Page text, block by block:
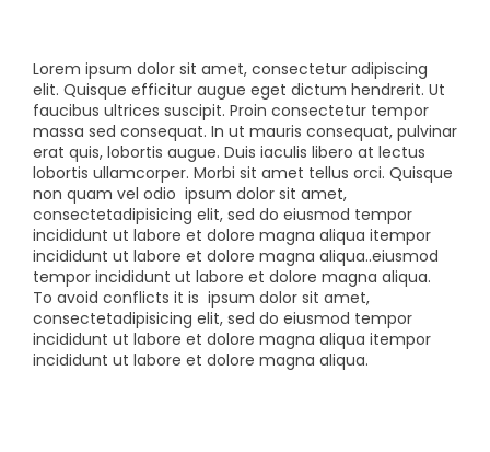
Lorem ipsum dolor sit amet, consectetur adipiscing
elit. Quisque efficitur augue eget dictum hendrerit. Ut
faucibus ultrices suscipit. Proin consectetur tempor
massa sed consequat. In ut mauris consequat, pulvinar
erat quis, lobortis augue. Duis iaculis libero at lectus
lobortis ullamcorper. Morbi sit amet tellus orci. Quisque
non quam vel odio ipsum dolor sit amet,
consectetadipisicing elit, sed do eiusmod tempor
incididunt ut labore et dolore magna aliqua itempor
incididunt ut labore et dolore magna aliqua..eiusmod
tempor incididunt ut labore et dolore magna aliqua.
To avoid conflicts it is ipsum dolor sit amet,
consectetadipisicing elit, sed do eiusmod tempor
incididunt ut labore et dolore magna aliqua itempor
incididunt ut labore et dolore magna aliqua.